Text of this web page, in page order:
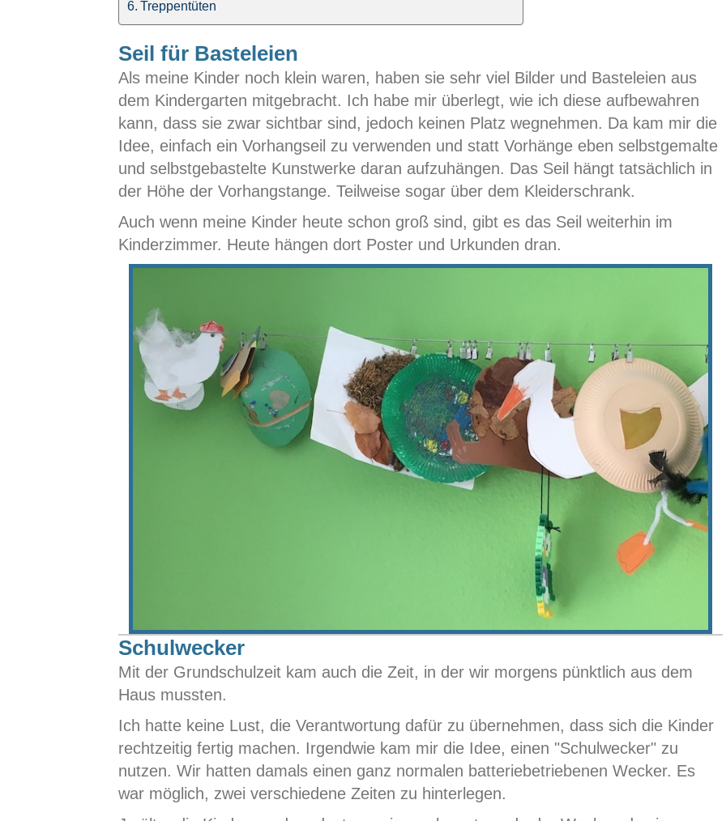
Treppentüten
Seil für Basteleien
Als meine Kinder noch klein waren, haben sie sehr viel Bilder und Basteleien aus
dem Kindergarten mitgebracht. Ich habe mir überlegt, wie ich diese aufbewahren
kann, dass sie zwar sichtbar sind, jedoch keinen Platz wegnehmen. Da kam mir die
Idee, einfach ein Vorhangseil zu verwenden und statt Vorhänge eben selbstgemalte
und selbstgebastelte Kunstwerke daran aufzuhängen. Das Seil hängt tatsächlich in
der Höhe der Vorhangstange. Teilweise sogar über dem Kleiderschrank.
Auch wenn meine Kinder heute schon groß sind, gibt es das Seil weiterhin im
Kinderzimmer. Heute hängen dort Poster und Urkunden dran.
Schulwecker
Mit der Grundschulzeit kam auch die Zeit, in der wir morgens pünktlich aus dem
Haus mussten.
Ich hatte keine Lust, die Verantwortung dafür zu übernehmen, dass sich die Kinder
rechtzeitig fertig machen. Irgendwie kam mir die Idee, einen "Schulwecker" zu
nutzen. Wir hatten damals einen ganz normalen batteriebetriebenen Wecker. Es
war möglich, zwei verschiedene Zeiten zu hinterlegen.